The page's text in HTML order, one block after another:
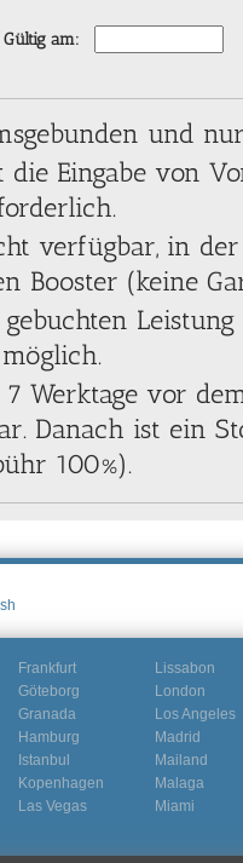
Gültig am:
und
die Eingabe von
verfügbar, in
Booster (keine
Werktage vor
Danach ist ein
100%).
Frankfurt
Göteborg
Granada
Hamburg
Istanbul
Kopenhagen
Las Vegas
Lissabon
London
Los Angeles
Madrid
Mailand
Malaga
Miami